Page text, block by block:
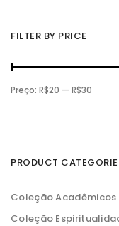
FILTER BY PRICE
P
r
o
n
i
P
r
o
x
i
Preço: R$20 — R$30
PRODUCT
Coleção Acadêmicos
Coleção